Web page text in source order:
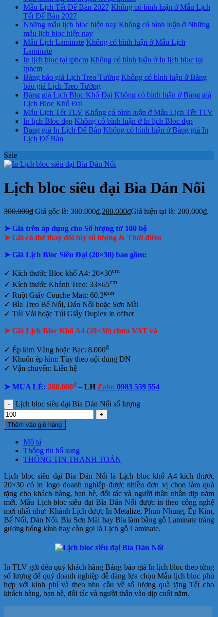
Mẫu Lịch Tết Để Bàn 2027 Không có bình luận ở Mẫu Lịch
Tết Để Bàn 2027
Những mẫu lịch bloc hiện nay Không có bình luận ở Những
mẫu lịch bloc hiện nay
Mẫu Lịch Laminate Không có bình luận ở Mẫu Lịch
Laminate
In lịch bloc tại tphcm Không có bình luận ở In lịch bloc tại
tphcm
Bảng báo giá Lịch Treo Tường Không có bình luận ở Bảng
báo giá Lịch Treo Tường
Bảng giá Lịch Bloc Khổ Đại Không có bình luận ở Bảng giá
Lịch Bloc Khổ Đại
Mẫu Lịch Tết TLV Không có bình luận ở Mẫu Lịch Tết TLV
In lịch Bloc đẹp Không có bình luận ở In lịch Bloc đẹp
Bảng giá In Lịch Để Bàn Không có bình luận ở Bảng giá In
Lịch Để Bàn
Sale
Lịch bloc siêu đại Bìa Dán Nổi
300.000₫ Giá gốc là: 300.000₫.200.000₫Giá hiện tại là: 200.000₫.
➤ Giá trên áp dụng cho Số lượng từ 100 bộ
➤ Giá có thể thay đổi tùy số lượng & Thời điểm
➤ Giá Lịch Bloc Siêu Đại (20×30) bao gồm:
✓ Kích thước Bloc khổ A4: 20×30cm
✓ Kích thước Khánh Treo: 33×65cm
✓ Ruột Giấy Couche Matt: 60.2gsm
✓ Bìa Treo Bế Nổi, Dán Nổi hoặc Sơn Mài
✓ Túi Vải hoặc Túi Giấy Duplex in offset
➤ Giá Lịch Bloc Khổ A4 (20×30) chưa VAT và
✓ Ép kim Vàng hoặc Bạc: 8.000đ
✓ Khuôn ép kim: Tùy theo nội dung DN
✓ Vận chuyển: Liên hệ
➤ MUA LẺ: 280.000đ – LH Zalo: 0983 559 554
Lịch bloc siêu đại Bìa Dán Nổi số lượng
Thêm vào giỏ hàng
Mô tả
Thông tin bổ sung
THÔNG TIN THANH TOÁN
Lịch bloc siêu đại Bìa Dán Nổi là Lịch bloc khổ A4 kích thước
20×30 có in logo doanh nghiệp được nhiều đơn vị chọn làm quà
tặng cho khách hàng, bạn bè, đối tác và người thân nhân dịp năm
mới.Mẫu Lịch bloc siêu đại Bìa Dán Nổi được in theo công nghệ
mới nhất như: Khánh Lịch được In Metalize, Phun Nhung, Ép Kim,
Bế Nổi, Dán Nổi, Bìa Sơn Mài hay Bìa làm bằng gỗ Laminate tráng
gương bóng kính hay còn gọi là Lịch gỗ Laminate.
In TLV gởi đến quý khách hàng Bảng báo giá In lịch bloc theo từng
số lượng để quý doanh nghiệp dễ dàng lựa chọn Mẫu lịch bloc phù
hợp với kinh phí và theo nhu cầu về số lượng quà tặng Tết cho
khách hàng, bạn bè, đối tác và người thân vào dịp cuối năm.